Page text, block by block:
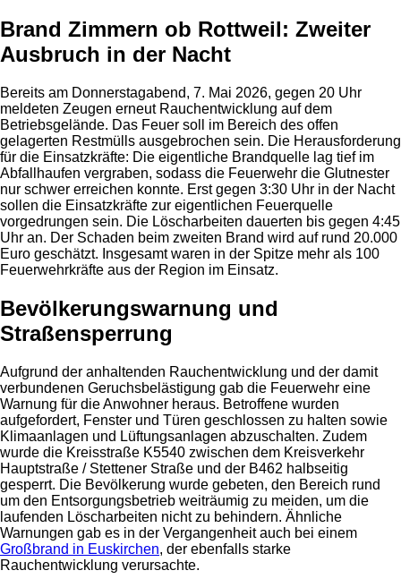
Brand Zimmern ob Rottweil: Zweiter
Ausbruch in der Nacht
Bereits am Donnerstagabend, 7. Mai 2026, gegen 20 Uhr
meldeten Zeugen erneut Rauchentwicklung auf dem
Betriebsgelände. Das Feuer soll im Bereich des offen
gelagerten Restmülls ausgebrochen sein. Die Herausforderung
für die Einsatzkräfte: Die eigentliche Brandquelle lag tief im
Abfallhaufen vergraben, sodass die Feuerwehr die Glutnester
nur schwer erreichen konnte. Erst gegen 3:30 Uhr in der Nacht
sollen die Einsatzkräfte zur eigentlichen Feuerquelle
vorgedrungen sein. Die Löscharbeiten dauerten bis gegen 4:45
Uhr an. Der Schaden beim zweiten Brand wird auf rund 20.000
Euro geschätzt. Insgesamt waren in der Spitze mehr als 100
Feuerwehrkräfte aus der Region im Einsatz.
Bevölkerungswarnung und
Straßensperrung
Aufgrund der anhaltenden Rauchentwicklung und der damit
verbundenen Geruchsbelästigung gab die Feuerwehr eine
Warnung für die Anwohner heraus. Betroffene wurden
aufgefordert, Fenster und Türen geschlossen zu halten sowie
Klimaanlagen und Lüftungsanlagen abzuschalten. Zudem
wurde die Kreisstraße K5540 zwischen dem Kreisverkehr
Hauptstraße / Stettener Straße und der B462 halbseitig
gesperrt. Die Bevölkerung wurde gebeten, den Bereich rund
um den Entsorgungsbetrieb weiträumig zu meiden, um die
laufenden Löscharbeiten nicht zu behindern. Ähnliche
Warnungen gab es in der Vergangenheit auch bei einem
Großbrand in Euskirchen, der ebenfalls starke
Rauchentwicklung verursachte.